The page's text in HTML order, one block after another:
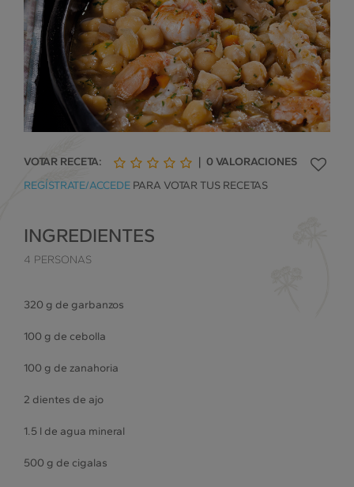
VOTAR RECETA:
1
de
2
de de
4
de
5
de
| 0VALORACIONES
REGÍSTRATE/ACCEDE PARA VOTAR TUS RECETAS
INGREDIENTES
4 PERSONAS
320 g de garbanzos
100 g de cebolla
100 g de zanahoria
2 dientes de ajo
1.5 l de agua mineral
500 g de cigalas